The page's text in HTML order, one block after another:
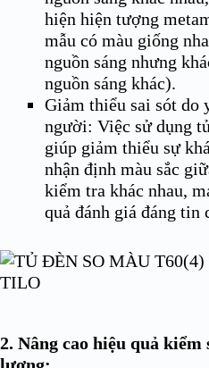
hiện hiện tượng
mẫu có màu giống
nguồn sáng nhưng
nguồn sáng khác).
Giảm thiểu sai sót do
người: Việc sử dụng
giúp giảm thiểu sự
nhận định màu sắc
kiểm tra khác nhau,
quả đánh giá đáng tin
2. Nâng cao hiệu quả kiểm